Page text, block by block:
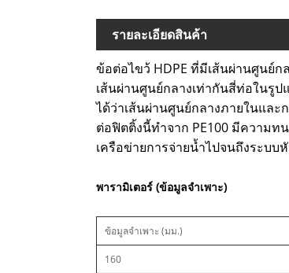
รายละเอียดสินค้า
ข้อต่อไขว้ HDPE ที่มีเส้นผ่านศูนย์
เส้นผ่านศูนย์กลางเท่ากันสี่ท่อในรู
ได้ว่าเส้นผ่านศูนย์กลางภายในแล
ต่อฟิตติ้งนี้ทำจาก PE100 มีความท
เครือข่ายการจ่ายน้ำไปจนถึงระบ
พารามิเตอร์ (ข้อมูลจำเพาะ)
ข้อมูลจำเพาะ (มม.)
160